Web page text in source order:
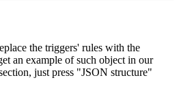
the triggers' rules with the
an example of such object in our
just press "JSON structure"